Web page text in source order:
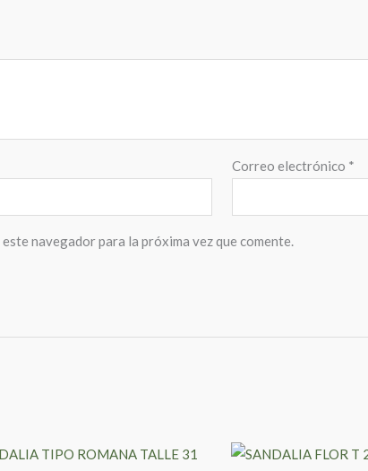
Correo electrónico *
navegador para la próxima vez que comente.